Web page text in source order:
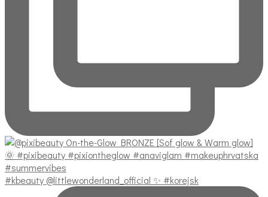
#kbeauty @littlewonderland_official ✨ #korejsk